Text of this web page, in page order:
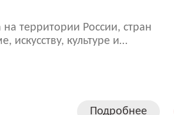
территории России, стран
культуре и
Подробнее